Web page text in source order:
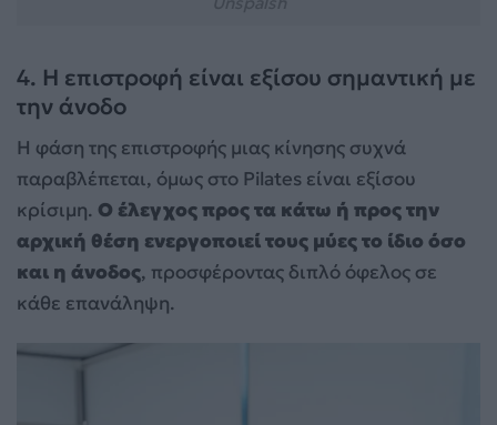
4. Η επιστροφή είναι εξίσου σημαντική με
την άνοδο
Η φάση της επιστροφής μιας κίνησης συχνά
παραβλέπεται, όμως στο Pilates είναι εξίσου
κρίσιμη. Ο έλεγχος προς τα κάτω ή προς την
αρχική θέση ενεργοποιεί τους μύες το ίδιο όσο
και η άνοδος, προσφέροντας διπλό όφελος σε
κάθε επανάληψη.